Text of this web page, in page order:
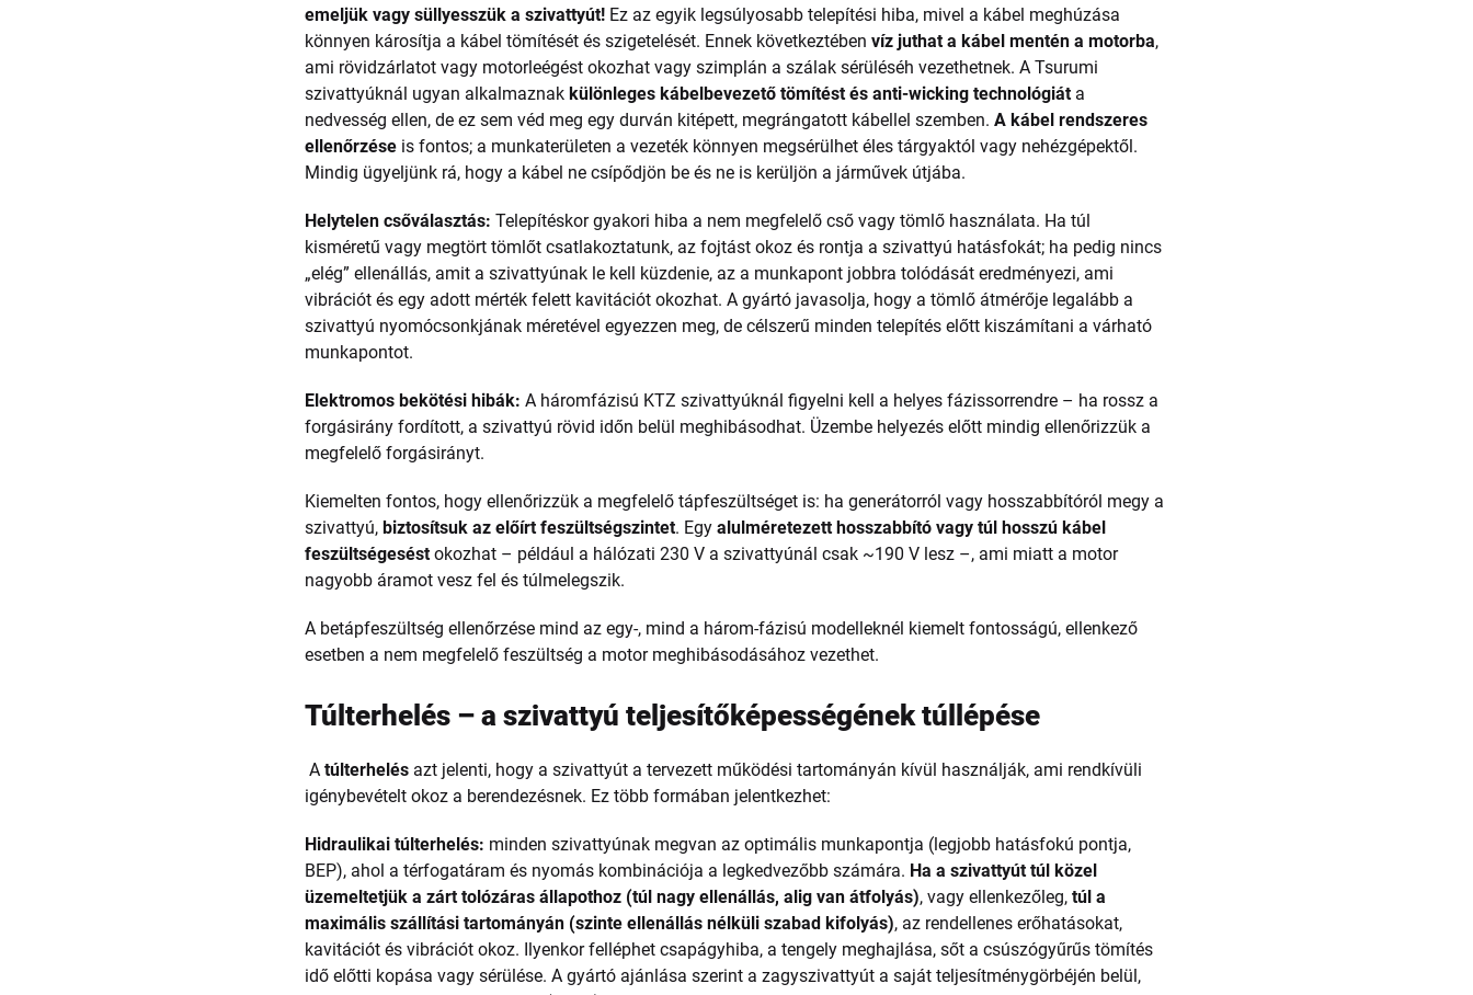
emeljük vagy süllyesszük a szivattyút! Ez az egyik legsúlyosabb telepítési hiba, mivel a kábel meghúzása
könnyen károsítja a kábel tömítését és szigetelését. Ennek következtébenvíz juthat a kábel mentén a motorba,
ami rövidzárlatot vagy motorleégést okozhat vagy szimplán a szálak sérüléséh vezethetnek. A Tsurumi
szivattyúknál ugyan alkalmaznakkülönleges kábelbevezető tömítést és anti-wicking technológiát a
nedvesség ellen, de ez sem véd meg egy durván kitépett, megrángatott kábellel szemben.A kábel rendszeres
ellenőrzése is fontos; a munkaterületen a vezeték könnyen megsérülhet éles tárgyaktól vagy nehézgépektől.
Mindig ügyeljünk rá, hogy a kábel ne csípődjön be és ne is kerüljön a járművek útjába.
Helytelen csőválasztás: Telepítéskor gyakori hiba a nem megfelelő cső vagy tömlő használata. Ha túl
kisméretű vagy megtört tömlőt csatlakoztatunk, az fojtást okoz és rontja a szivattyú hatásfokát; ha pedig nincs
„elég” ellenállás, amit a szivattyúnak le kell küzdenie, az a munkapont jobbra tolódását eredményezi, ami
vibrációt és egy adott mérték felett kavitációt okozhat. A gyártó javasolja, hogy a tömlő átmérője legalább a
szivattyú nyomócsonkjának méretével egyezzen meg, de célszerű minden telepítés előtt kiszámítani a várható
munkapontot.
Elektromos bekötési hibák: A háromfázisú KTZ szivattyúknál figyelni kell a helyes fázissorrendre – ha rossz a
forgásirány fordított, a szivattyú rövid időn belül meghibásodhat. Üzembe helyezés előtt mindig ellenőrizzük a
megfelelő forgásirányt.
Kiemelten fontos, hogy ellenőrizzük a megfelelő tápfeszültséget is: ha generátorról vagy hosszabbítóról megy a
szivattyú,biztosítsuk az előírt feszültségszintet. Egyalulméretezett hosszabbító vagy túl hosszú kábel
feszültségesést okozhat – például a hálózati 230 V a szivattyúnál csak ~190 V lesz –, ami miatt a motor
nagyobb áramot vesz fel és túlmelegszik.
A betápfeszültség ellenőrzése mind az egy-, mind a három-fázisú modelleknél kiemelt fontosságú, ellenkező
esetben a nem megfelelő feszültség a motor meghibásodásához vezethet.
Túlterhelés – a szivattyú teljesítőképességének túllépése
Atúlterhelés azt jelenti, hogy a szivattyút a tervezett működési tartományán kívül használják, ami rendkívüli
igénybevételt okoz a berendezésnek. Ez több formában jelentkezhet:
Hidraulikai túlterhelés: minden szivattyúnak megvan az optimális munkapontja (legjobb hatásfokú pontja,
BEP), ahol a térfogatáram és nyomás kombinációja a legkedvezőbb számára. Ha a szivattyút túl közel
üzemeltetjük a zárt tolózáras állapothoz (túl nagy ellenállás, alig van átfolyás), vagy ellenkezőleg,túl a
maximális szállítási tartományán (szinte ellenállás nélküli szabad kifolyás), az rendellenes erőhatásokat,
kavitációt és vibrációt okoz. Ilyenkor felléphet csapágyhiba, a tengely meghajlása, sőt a csúszógyűrűs tömítés
idő előtti kopása vagy sérülése. A gyártó ajánlása szerint a zagyszivattyút a saját teljesítménygörbéjén belül,